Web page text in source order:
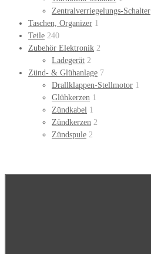
Zentralverriegelungs-Schalter
Taschen, Organizer 1
Teile 240
Zubehör Elektronik 2
Ladegerät 2
Zünd- & Glühanlage 7
Drallklappen-Stellmotor 1
Glühkerzen 1
Zündkabel 1
Zündkerzen 2
Zündspule 2